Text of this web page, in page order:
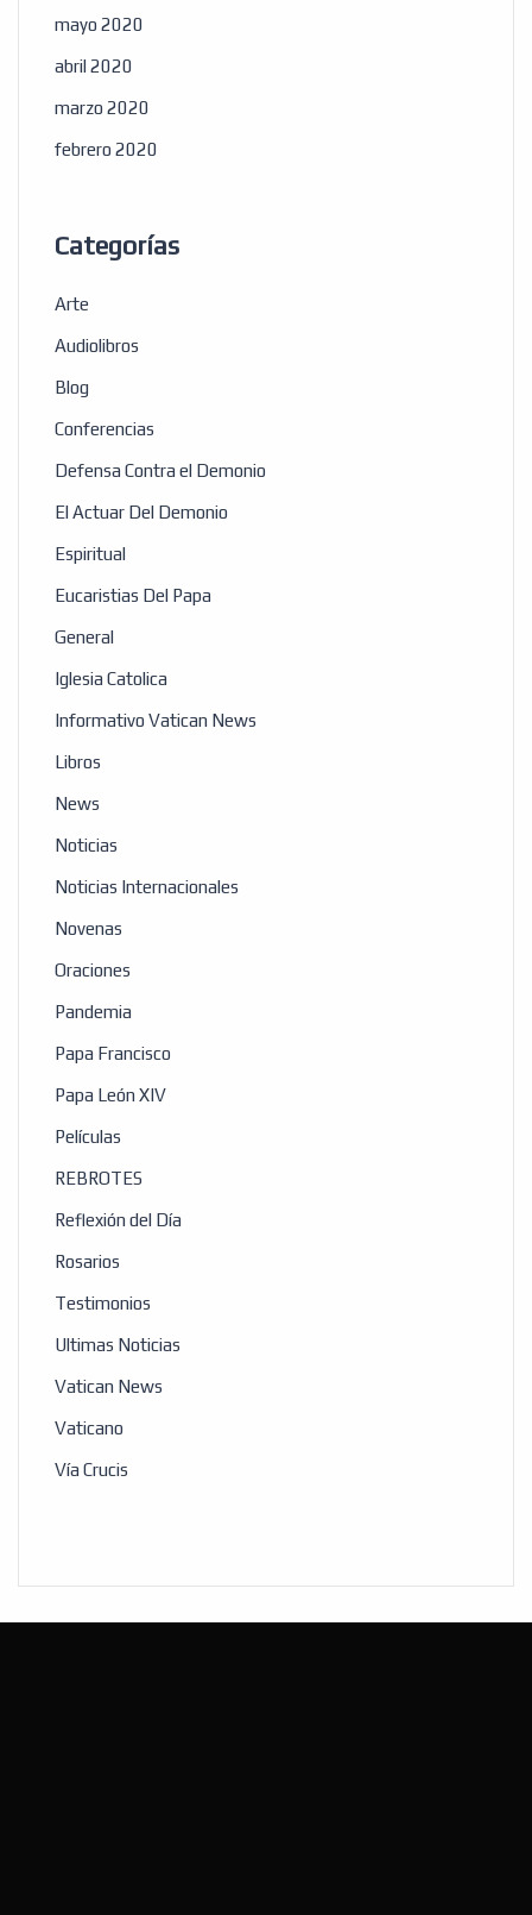
mayo 2020
abril 2020
marzo 2020
febrero 2020
Categorías
Arte
Audiolibros
Blog
Conferencias
Defensa Contra el Demonio
El Actuar Del Demonio
Espiritual
Eucaristias Del Papa
General
Iglesia Catolica
Informativo Vatican News
Libros
News
Noticias
Noticias Internacionales
Novenas
Oraciones
Pandemia
Papa Francisco
Papa León XIV
Películas
REBROTES
Reflexión del Día
Rosarios
Testimonios
Ultimas Noticias
Vatican News
Vaticano
Vía Crucis